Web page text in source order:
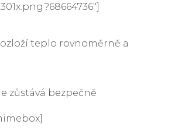
teplo rovnoměrně a
zůstává bezpečně